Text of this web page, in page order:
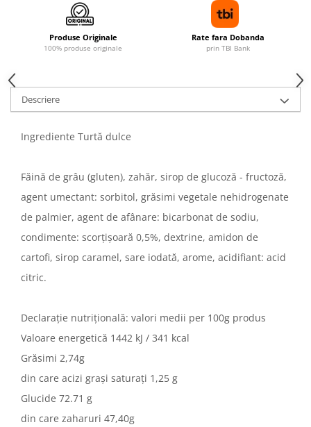
Produse Originale
100% produse originale
Rate fara Dobanda
prin TBI Bank
Descriere
Ingrediente Turtă dulce
Făină de grâu (gluten), zahăr, sirop de glucoză - fructoză,
agent umectant: sorbitol, grăsimi vegetale nehidrogenate
de palmier, agent de afânare: bicarbonat de sodiu,
condimente: scorțișoară 0,5%, dextrine, amidon de
cartofi, sirop caramel, sare iodată, arome, acidifiant: acid
citric.
Declarație nutrițională: valori medii per 100g produs
Valoare energetică 1442 kJ / 341 kcal
Grăsimi 2,74g
din care acizi grași saturați 1,25 g
Glucide 72.71 g
din care zaharuri 47,40g